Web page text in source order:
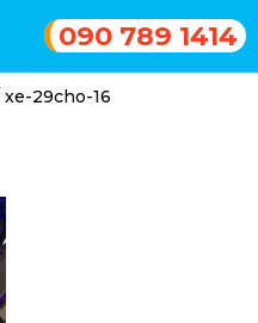
090 789 1414
xe-29cho-16